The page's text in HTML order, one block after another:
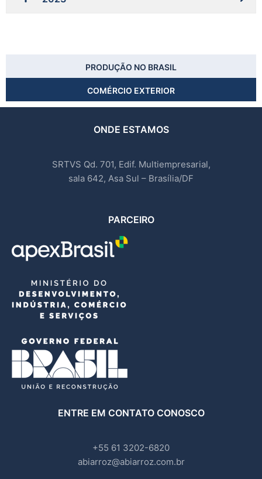
PRODUÇÃO NO BRASIL
COMÉRCIO EXTERIOR
ONDE ESTAMOS
SRTVS Qd. 701, Edif. Multiempresarial,
sala 642, Asa Sul – Brasília/DF
PARCEIRO
ENTRE EM CONTATO CONOSCO
+55 61 3202-6820
abiarroz@abiarroz.com.br